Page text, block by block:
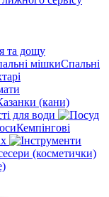
та дощу
Спальні
для води
Кемпінгові
(косметички)